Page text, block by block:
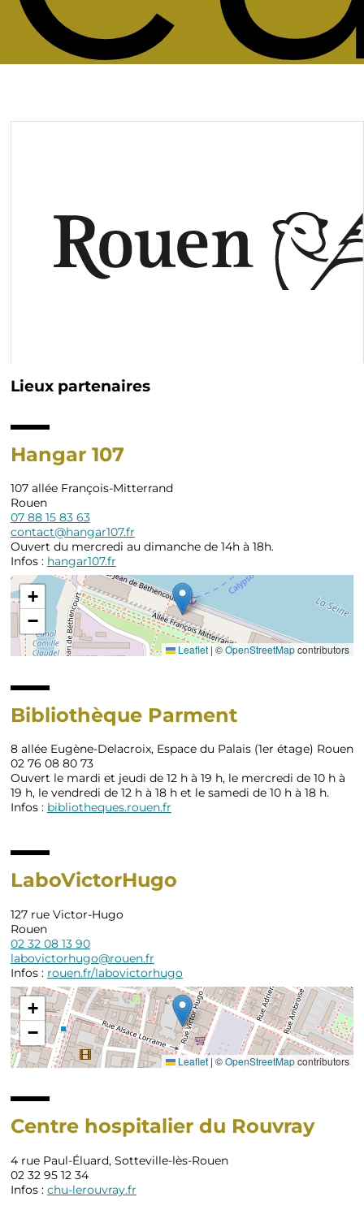
Fil
d'Ariane
Lieux partenaires
Hangar 107
107 allée François-Mitterrand
Rouen
07 88 15 83 63
contact@hangar107.fr
Ouvert du mercredi au dimanche de 14h à 18h.
Infos : hangar107.fr
+
−
Leaflet | ©OpenStreetMapcontributors
Bibliothèque Parment
8 allée Eugène-Delacroix, Espace du Palais (1er étage) Rouen
02 76 08 80 73
Ouvert le mardi et jeudi de 12 h à 19 h, le mercredi de 10 h à
19 h, le vendredi de 12 h à 18 h et le samedi de 10 h à 18 h.
Infos : bibliotheques.rouen.fr
LaboVictorHugo
127 rue Victor-Hugo
Rouen
02 32 08 13 90
labovictorhugo@rouen.fr
Infos : rouen.fr/labovictorhugo
+
−
Leaflet | ©OpenStreetMapcontributors
Centre hospitalier du Rouvray
4 rue Paul-Éluard, Sotteville-lès-Rouen
02 32 95 12 34
Infos : chu-lerouvray.fr